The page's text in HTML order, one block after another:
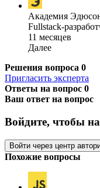
Академия
Fullstack-
11 месяцев
Далее
Решения вопроса 0
Пригласить эксперта
Ответы на вопрос 0
Ваш ответ на вопрос
Войдите, чтобы
Войти через центр
Похожие вопросы